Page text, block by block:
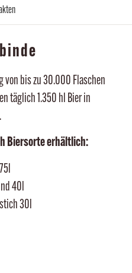
bis zu 30.000 Flaschen
täglich 1.350 hl Bier in
Biersorte erhältlich:
40l
30l